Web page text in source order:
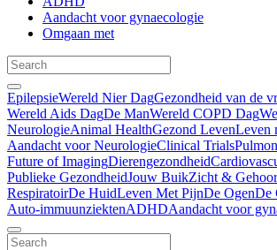
Aandacht voor gynaecologie
Omgaan met
EpilepsieWereld Nier DagGezondheid van de
Wereld Aids DagDe ManWereld COPD Dag
NeurologieAnimal HealthGezond LevenLeven
Aandacht voor NeurologieClinical Trials
Future of ImagingDierengezondheid
Publieke GezondheidJouw BuikZicht & Gehoor
RespiratoirDe HuidLeven Met PijnDe OgenDe
Auto-immuunziektenADHDAandacht voor